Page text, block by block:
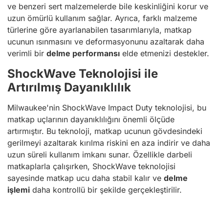
ve benzeri sert malzemelerde bile keskinliğini korur ve
uzun ömürlü kullanım sağlar. Ayrıca, farklı malzeme
türlerine göre ayarlanabilen tasarımlarıyla, matkap
ucunun ısınmasını ve deformasyonunu azaltarak daha
verimli bir delme performansı elde etmenizi destekler.
ShockWave Teknolojisi ile
Artırılmış Dayanıklılık
Milwaukee'nin ShockWave Impact Duty teknolojisi, bu
matkap uçlarının dayanıklılığını önemli ölçüde
artırmıştır. Bu teknoloji, matkap ucunun gövdesindeki
gerilmeyi azaltarak kırılma riskini en aza indirir ve daha
uzun süreli kullanım imkanı sunar. Özellikle darbeli
matkaplarla çalışırken, ShockWave teknolojisi
sayesinde matkap ucu daha stabil kalır ve delme
işlemi daha kontrollü bir şekilde gerçekleştirilir.